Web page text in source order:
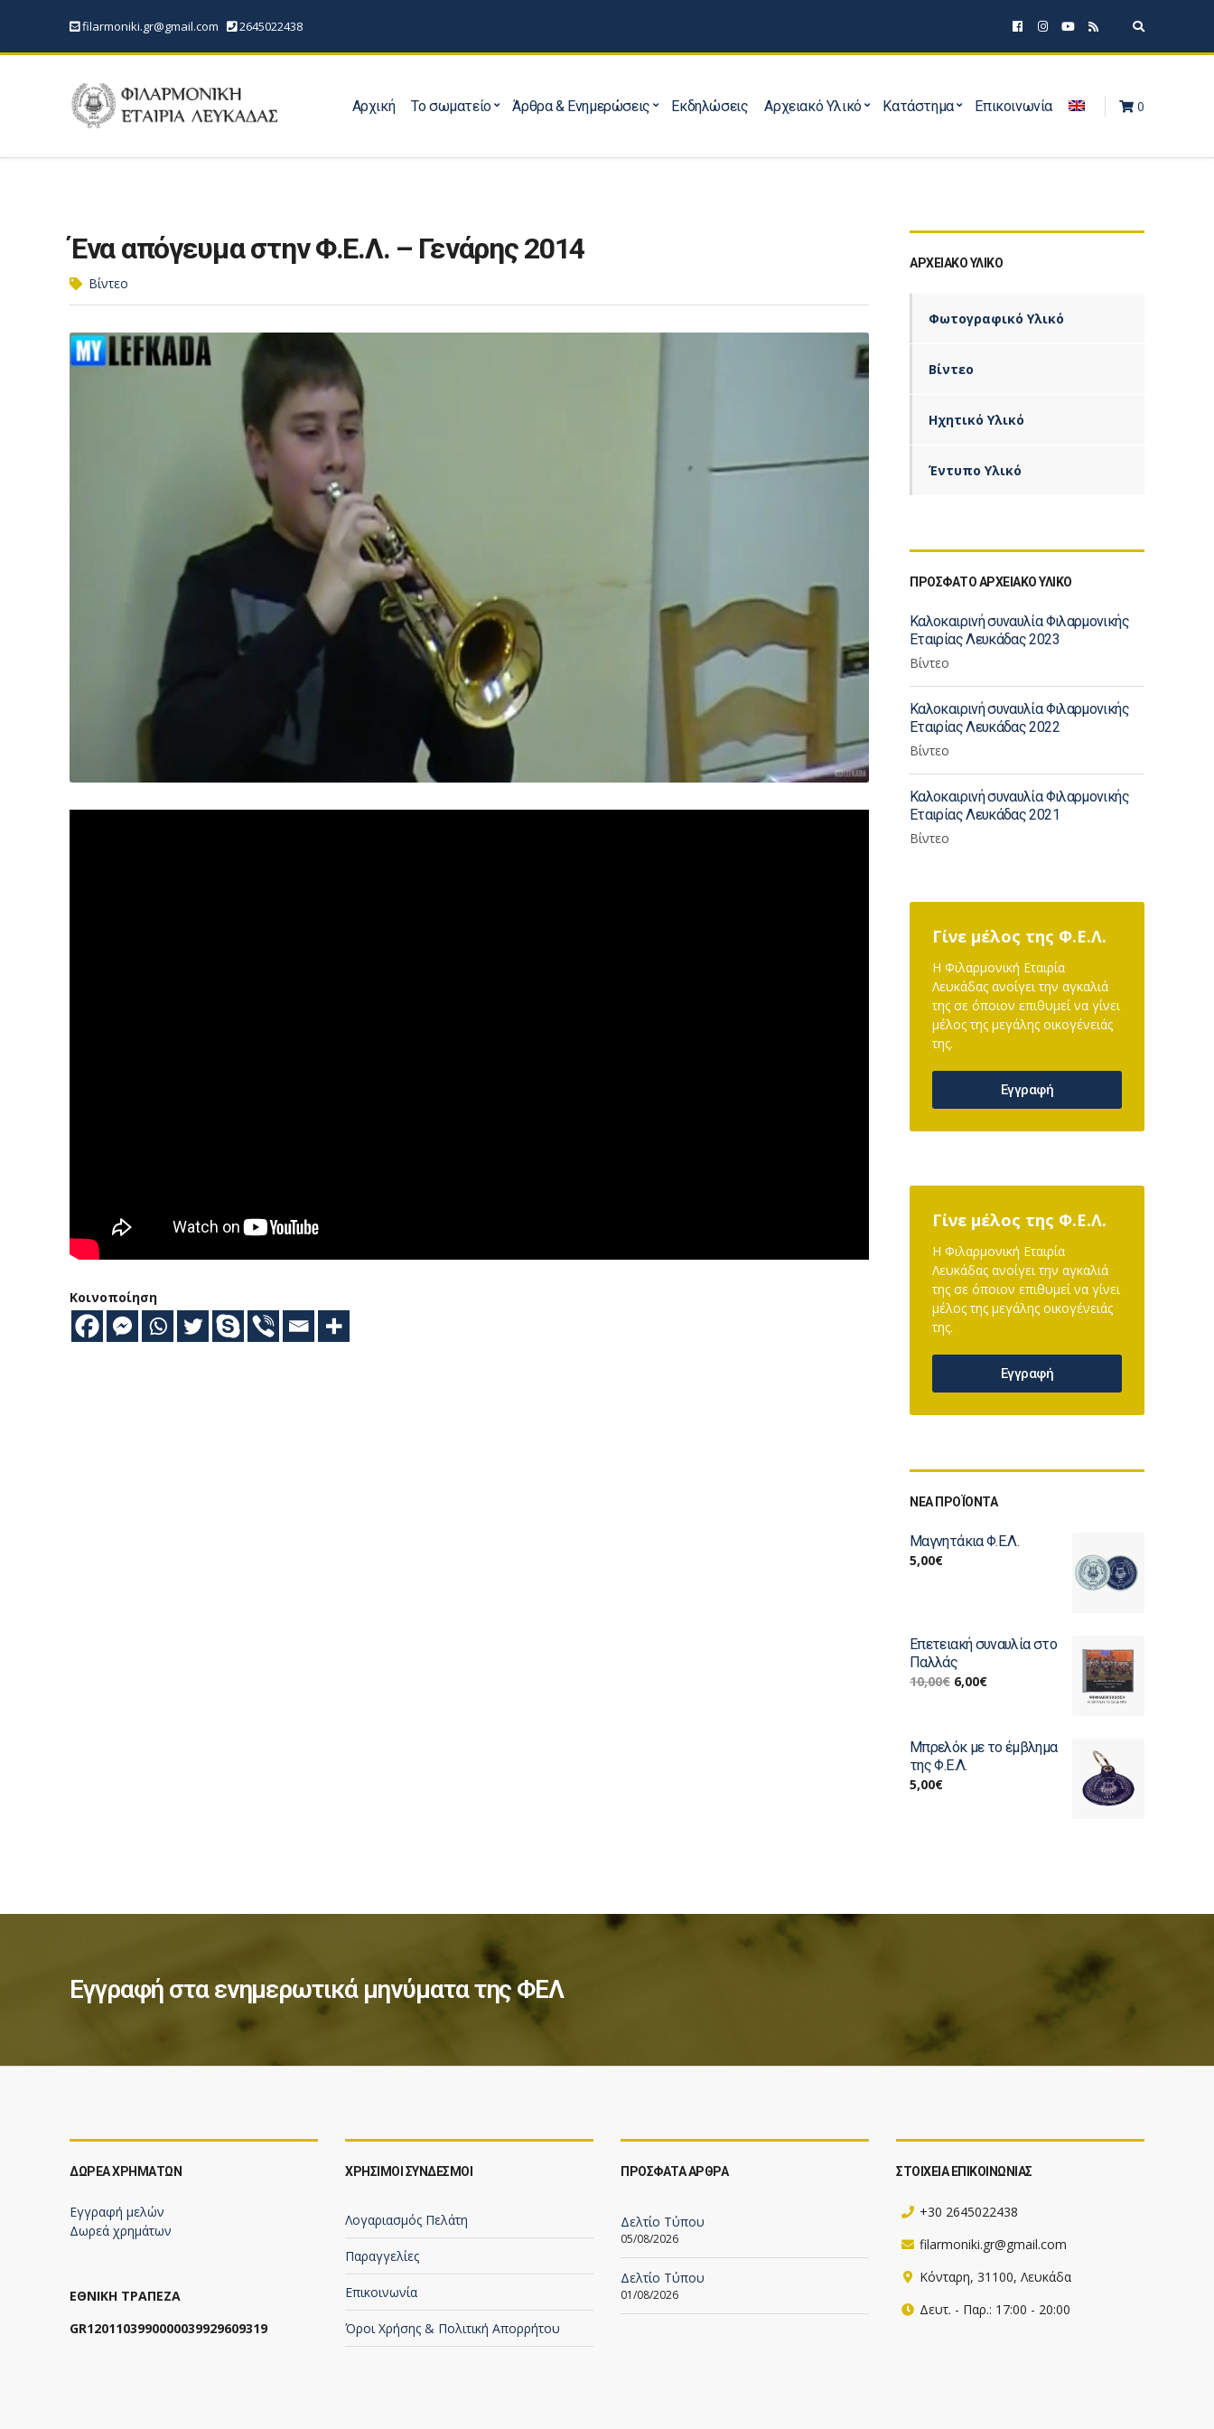
filarmoniki.gr@gmail.com 2645022438 Expand
Αρχική Το σωματείο Άρθρα & Ενημερώσεις Εκδηλώσεις Αρχειακό Υλικό Κατάστημα Επικοινωνία 0
Ένα απόγευμα στην Φ.Ε.Λ. – Γενάρης 2014
Βίντεο
Κοινοποίηση
ΑΡΧΕΙΑΚΌ ΥΛΙΚΌ
Φωτογραφικό Υλικό
Βίντεο
Ηχητικό Υλικό
Έντυπο Υλικό
ΠΡΟΣΦΑΤΟ ΑΡΧΕΙΑΚΟ ΥΛΙΚΟ
Καλοκαιρινή συναυλία Φιλαρμονικής
Εταιρίας Λευκάδας 2023
Βίντεο
Καλοκαιρινή συναυλία Φιλαρμονικής
Εταιρίας Λευκάδας 2022
Βίντεο
Καλοκαιρινή συναυλία Φιλαρμονικής
Εταιρίας Λευκάδας 2021
Βίντεο
Γίνε μέλος της Φ.Ε.Λ.
Η Φιλαρμονική Εταιρία
Λευκάδας ανοίγει την αγκαλιά
της σε όποιον επιθυμεί να γίνει
μέλος της μεγάλης οικογένειάς
της.
Εγγραφή
Γίνε μέλος της Φ.Ε.Λ.
Η Φιλαρμονική Εταιρία
Λευκάδας ανοίγει την αγκαλιά
της σε όποιον επιθυμεί να γίνει
μέλος της μεγάλης οικογένειάς
της.
Εγγραφή
ΝΕΑ ΠΡΟΪΟΝΤΑ
Μαγνητάκια Φ.Ε.Λ.
5,00€
Επετειακή συναυλία στο
Παλλάς
10,00€ 6,00€
Μπρελόκ με το έμβλημα
της Φ.Ε.Λ.
5,00€
Εγγραφή στα ενημερωτικά μηνύματα της ΦΕΛ
ΔΩΡΕΆ ΧΡΗΜΆΤΩΝ
Εγγραφή μελών
Δωρεά χρημάτων
ΕΘΝΙΚΗ ΤΡΑΠΕΖΑ
GR1201103990000039929609319
ΧΡΗΣΙΜΟΙ ΣΥΝΔΕΣΜΟΙ
Λογαριασμός Πελάτη
Παραγγελίες
Επικοινωνία
Όροι Χρήσης & Πολιτική Απορρήτου
ΠΡΟΣΦΑΤΑ ΑΡΘΡΑ
Δελτίο Τύπου
05/08/2026
Δελτίο Τύπου
01/08/2026
ΣΤΟΙΧΕΙΑ ΕΠΙΚΟΙΝΩΝΙΑΣ
+30 2645022438
filarmoniki.gr@gmail.com
Κόνταρη, 31100, Λευκάδα
Δευτ. - Παρ.: 17:00 - 20:00